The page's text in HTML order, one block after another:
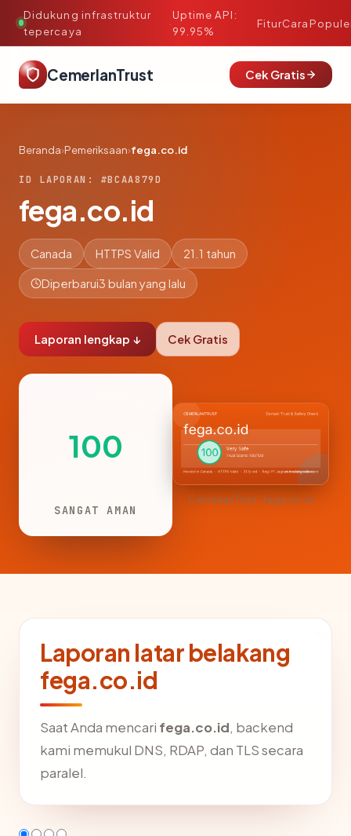
Didukung infrastruktur
tepercaya
·
Uptime API:
99.95%
FiturCara
CemerlanTrust Cek Gratis
Beranda›Pemeriksaan›fega.co.id
ID LAPORAN: #BCAA879D
fega.co.id
Canada HTTPS Valid 21.1 tahun
Diperbarui3 bulan yang lalu
Laporan lengkap ↓ Cek Gratis
100
SANGAT AMAN
CemerlanTrust · fega.co.id
Laporan latar belakang
fega.co.id
Saat Anda mencari fega.co.id, backend
kami memukul DNS, RDAP, dan TLS secara
paralel.